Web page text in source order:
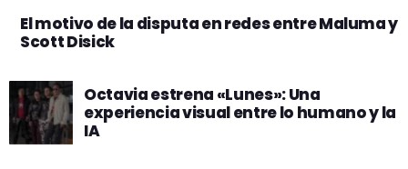
El motivo de la disputa en redes entre Maluma y
Scott Disick
Octavia estrena «Lunes»: Una
experiencia visual entre lo humano y la
IA